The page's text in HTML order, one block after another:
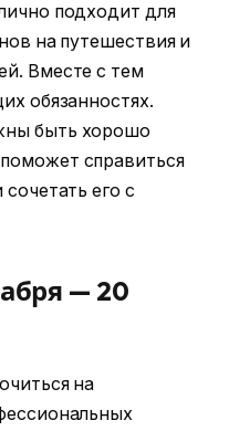
подходит для
на путешествия и
Вместе с тем
обязанностях.
быть хорошо
справиться
его с
— 20
на